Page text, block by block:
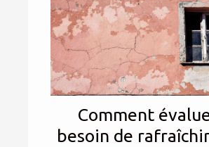
Comment
besoin de